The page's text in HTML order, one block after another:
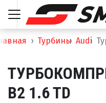
Турбины Audi
B2 1.6 TD